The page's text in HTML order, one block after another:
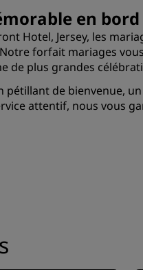
en
Hotel, Jersey, les
forfait mariages
de plus grandes
pétillant de bienvenue,
attentif, nous vous